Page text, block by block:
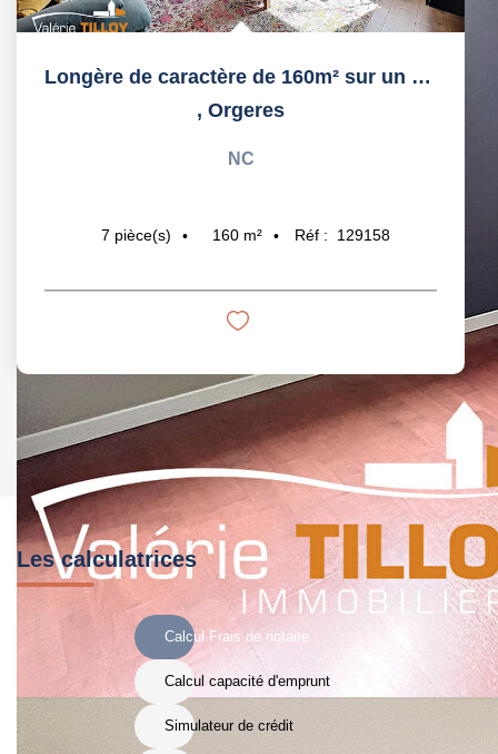
Longère de caractère de 160m² sur un terrain de 1245m²
, Orgeres
NC
7 pièce(s) 160 m² Réf : 129158
Les calculatrices
Calcul Frais de notaire
Calcul capacité d'emprunt
Simulateur de crédit